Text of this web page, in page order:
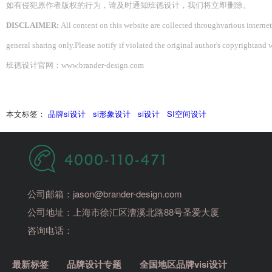
如有侵犯原作者版权的行为，请及时通知班德设计 ，我们将立即删除。
DISCLAIMER: All content on this website are collected throughvarious
general sharing only.Please notify if violated the original author's copyrightand
班德设计官网：www.brander-design.com
本文标签： 品牌si设计 si形象设计 si设计 SI空间设计
公司邮箱：jason@brander-design.com
公司地址：上海市徐汇区漕溪北路88号圣爱大厦
咨询电话：
最新标签 品牌设计专题 全国地区品牌visi设计